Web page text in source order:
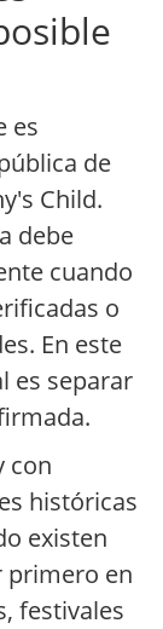
es
de
Child.
debe
cuando
o
En este
es separar
con
históricas
existen
primero en
festivales